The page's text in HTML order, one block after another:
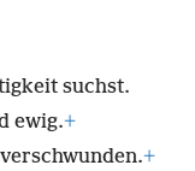
suchst.
ewig.+
+